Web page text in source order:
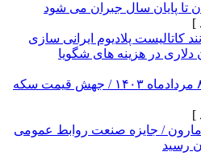
جبران می شود
پلادیوم ایرانی سازی
قیمت طلا، سکه و ارز امروز ۸ مردادماه ۱۴۰۳ / جهش قیمت سکه
صنعت روابط عمومی